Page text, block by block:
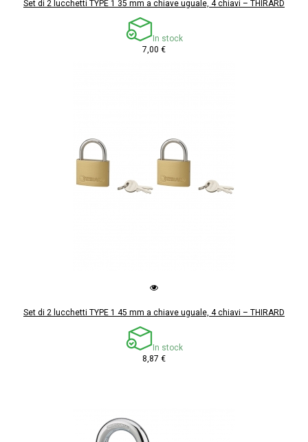
Set di 2 lucchetti TYPE 1 35 mm a chiave uguale, 4 chiavi – THIRARD
In stock
7,00 €
Set di 2 lucchetti TYPE 1 45 mm a chiave uguale, 4 chiavi – THIRARD
In stock
8,87 €